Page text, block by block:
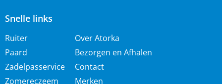
Snelle links
Ruiter
Paard
Zadelpasservice
Zomereczeem
Over Atorka
Bezorgen en Afhalen
Contact
Merken